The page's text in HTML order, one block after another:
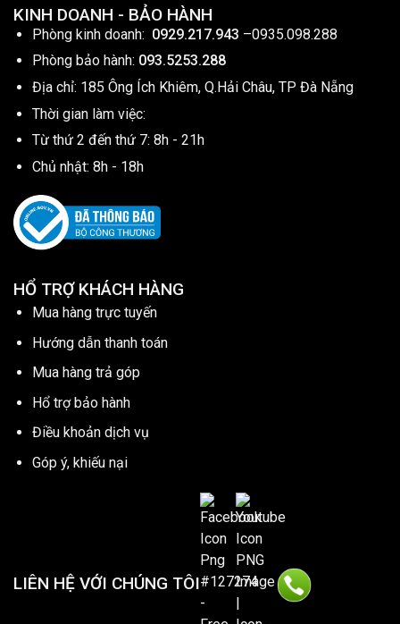
KINH DOANH - BẢO HÀNH
Phòng kinh doanh: 0929.217.943 –0935.098.288
Phòng bảo hành: 093.5253.288
Địa chỉ: 185 Ông Ích Khiêm, Q.Hải Châu, TP Đà Nẵng
Thời gian làm việc:
Từ thứ 2 đến thứ 7: 8h - 21h
Chủ nhật: 8h - 18h
HỔ TRỢ KHÁCH HÀNG
Mua hàng trực tuyến
Hướng dẫn thanh toán
Mua hàng trả góp
Hổ trợ bảo hành
Điều khoản dịch vụ
Góp ý, khiếu nại
LIÊN HỆ VỚI CHÚNG TÔI